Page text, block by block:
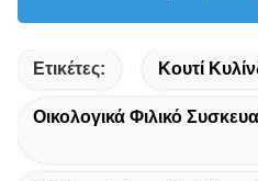
Ετικέτες: Κουτί
Οικολογικά Φιλικό